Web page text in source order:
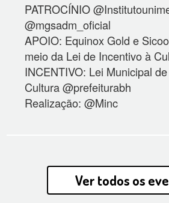
PATROCÍNIO
@mgsadm_oficial
APOIO: Equinox Gold e
meio da Lei de Incentivo à
INCENTIVO: Lei Municipal
Cultura @prefeiturabh
Realização: @Minc
Ver todos os